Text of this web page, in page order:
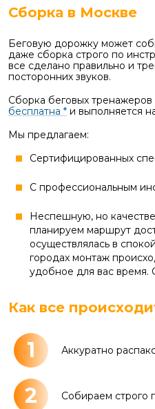
Сборка в Москве
Беговую дорожку может
даже сборка строго по
все сделано правильно и
посторонних звуков.
Сборка беговых тренажеров
бесплатна * и выполняется
Мы предлагаем:
Сертифицированных
С профессиональным
Неспешную, но
планируем маршрут
осуществлялась в
городах монтаж
удобное для вас
Как все
1 Аккуратно
2 Собираем строго